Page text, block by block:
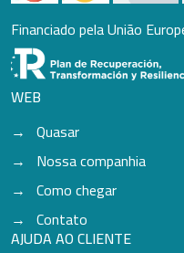
Financiado pela União
WEB
Quasar
Nossa companhia
Como chegar
Contato
AJUDA AO CLIENTE